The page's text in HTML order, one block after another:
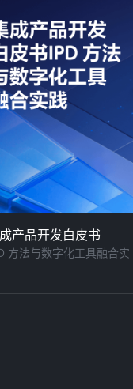
产品开发白皮书
方法与数字化工具融合实